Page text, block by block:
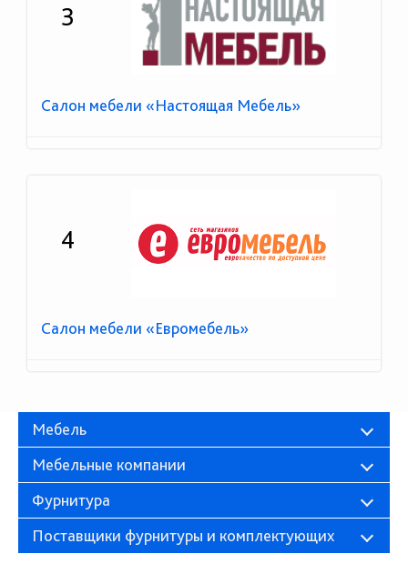
3
Салон мебели «Настоящая Мебель»
4
Салон мебели «Евромебель»
Мебель
Мебельные компании
Фурнитура
Поставщики фурнитуры и комплектующих